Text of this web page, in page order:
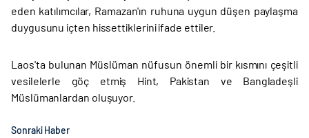
eden katılımcılar, Ramazan'ın ruhuna uygun düşen paylaşma
duygusunu içten hissettiklerini ifade ettiler.
Laos'ta bulunan Müslüman nüfusun önemli bir kısmını çeşitli
vesilelerle göç etmiş Hint, Pakistan ve Bangladeşli
Müslümanlardan oluşuyor.
Sonraki Haber